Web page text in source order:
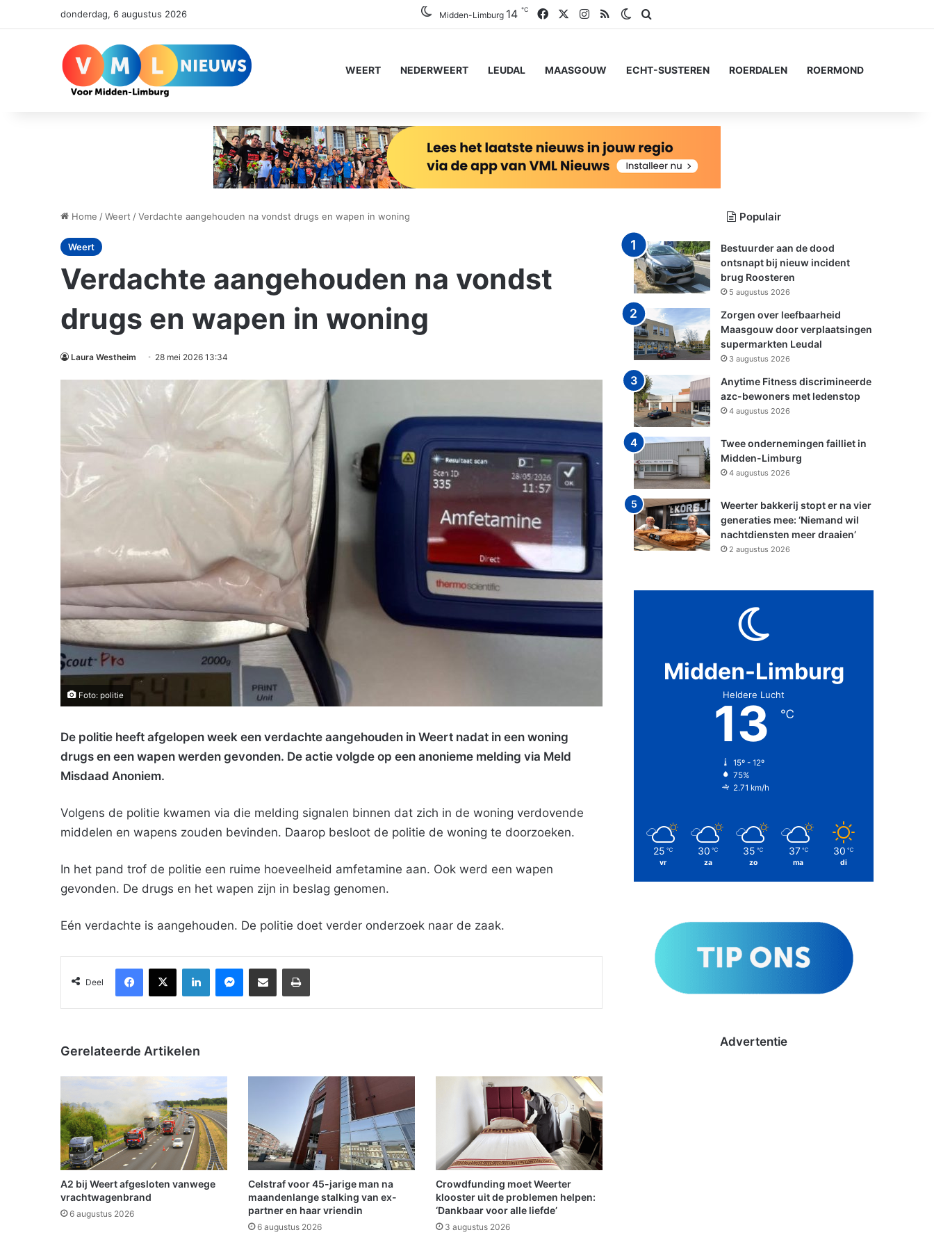
donderdag, 6 augustus 2026 Midden-Limburg 14 ℃ FacebookInstagram
RSSSwitch skin
WEERT NEDERWEERT LEUDAL MAASGOUW ECHT-SUSTEREN ROERDALEN ROERMOND
Home /Weert /Verdachte aangehouden na vondst drugs en wapen in woning
Weert
Verdachte aangehouden na vondst
drugs en wapen in woning
Laura Westheim 28 mei 2026 13:34
Foto: politie
De politie heeft afgelopen week een verdachte aangehouden in Weert nadat in een woning
drugs en een wapen werden gevonden. De actie volgde op een anonieme melding via Meld
Misdaad Anoniem.
Volgens de politie kwamen via die melding signalen binnen dat zich in de woning verdovende
middelen en wapens zouden bevinden. Daarop besloot de politie de woning te doorzoeken.
In het pand trof de politie een ruime hoeveelheid amfetamine aan. Ook werd een wapen
gevonden. De drugs en het wapen zijn in beslag genomen.
Eén verdachte is aangehouden. De politie doet verder onderzoek naar de zaak.
Deel
Facebook
X LinkedInMessenger
Deel via Email Print
Gerelateerde Artikelen
A2 bij Weert afgesloten vanwege
vrachtwagenbrand
6 augustus 2026
Celstraf voor 45-jarige man na
maandenlange stalking van ex-
partner en haar vriendin
6 augustus 2026
Crowdfunding moet Weerter
klooster uit de problemen helpen:
‘Dankbaar voor alle liefde’
3 augustus 2026
Populair
Bestuurder aan de dood
ontsnapt bij nieuw incident
brug Roosteren
5 augustus 2026
Zorgen over leefbaarheid
Maasgouw door verplaatsingen
supermarkten Leudal
3 augustus 2026
Anytime Fitness discrimineerde
azc-bewoners met ledenstop
4 augustus 2026
Twee ondernemingen failliet in
Midden-Limburg
4 augustus 2026
Weerter bakkerij stopt er na vier
generaties mee: ‘Niemand wil
nachtdiensten meer draaien’
2 augustus 2026
Midden-Limburg
Heldere Lucht
13 ℃
15º - 12º
75%
2.71 km/h
25 ℃
vr
30 ℃
za
35 ℃
zo
37 ℃
ma
30 ℃
di
Advertentie